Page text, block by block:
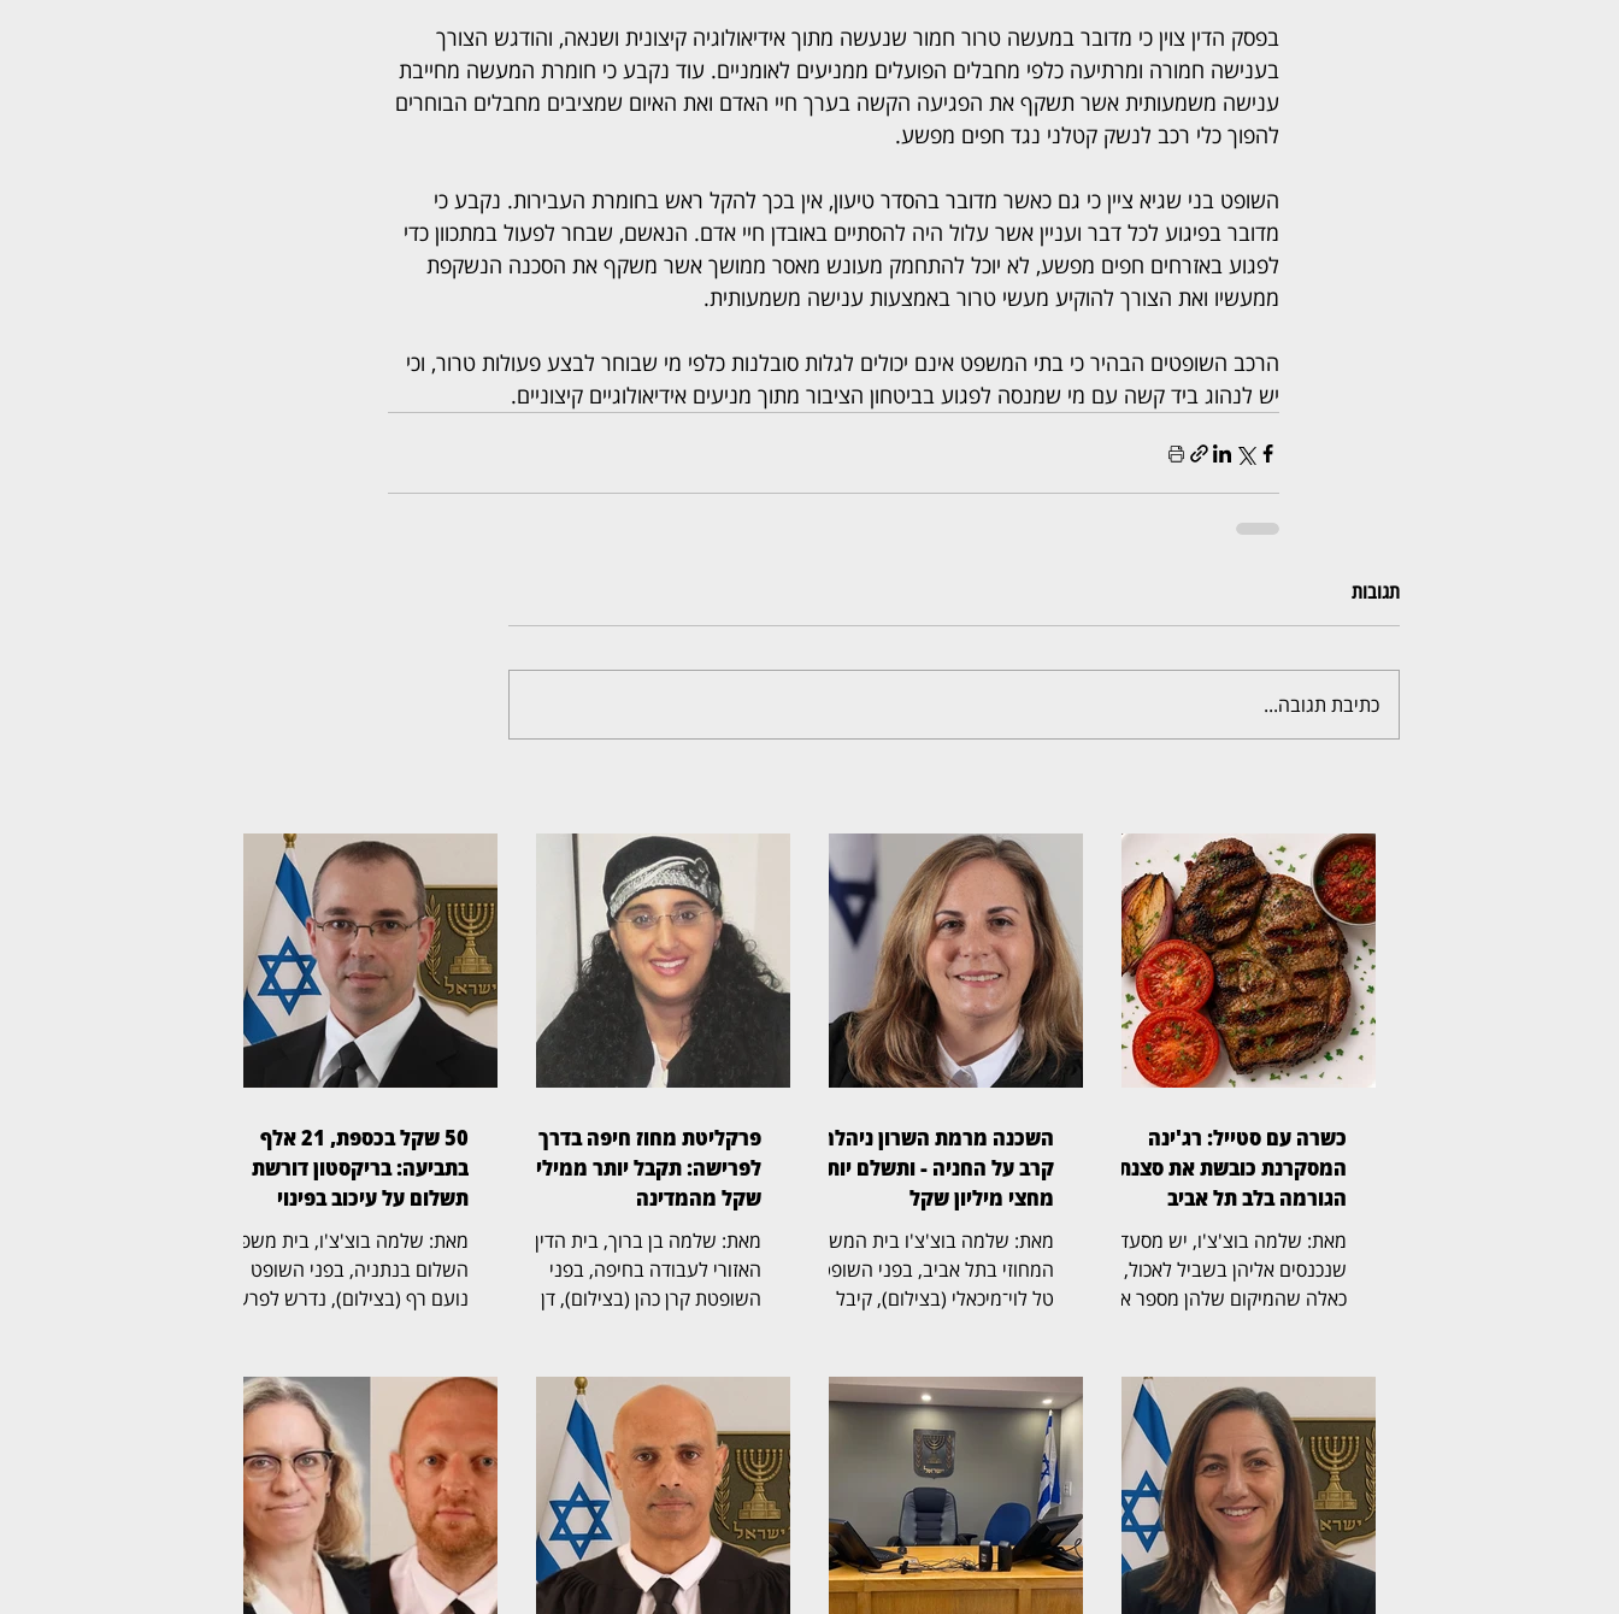
בפסק הדין צוין כי מדובר במעשה טרור חמור שנעשה מתוך אידיאולוגיה קיצונית ושנאה, והודגש הצורך
בענישה חמורה ומרתיעה כלפי מחבלים הפועלים ממניעים לאומניים. עוד נקבע כי חומרת המעשה מחייבת
ענישה משמעותית אשר תשקף את הפגיעה הקשה בערך חיי האדם ואת האיום שמציבים מחבלים הבוחרים
להפוך כלי רכב לנשק קטלני נגד חפים מפשע.
השופט בני שגיא ציין כי גם כאשר מדובר בהסדר טיעון, אין בכך להקל ראש בחומרת העבירות. נקבע כי
מדובר בפיגוע לכל דבר ועניין אשר עלול היה להסתיים באובדן חיי אדם. הנאשם, שבחר לפעול במתכוון כדי
לפגוע באזרחים חפים מפשע, לא יוכל להתחמק מעונש מאסר ממושך אשר משקף את הסכנה הנשקפת
ממעשיו ואת הצורך להוקיע מעשי טרור באמצעות ענישה משמעותית.
הרכב השופטים הבהיר כי בתי המשפט אינם יכולים לגלות סובלנות כלפי מי שבוחר לבצע פעולות טרור, וכי
יש לנהוג ביד קשה עם מי שמנסה לפגוע בביטחון הציבור מתוך מניעים אידיאולוגיים קיצוניים.
תגובות
כתיבת תגובה...
כשרה עם סטייל: רג'ינה
המסקרנת כובשת את סצנת
הגורמה בלב תל אביב
מאת: שלמה בוצ'צ'ו, יש מסעדות
שנכנסים אליהן בשביל לאכול, ויש
כאלה שהמיקום שלהן מספר את
כשרה וגינת אירועים במבנה 10
במתחם התחנה שבנווה צדק,
משלבת מבנה היסטורי, גינה
רחבת ידיים, קרבה לים ומטבח
בשרי הנשען על חומרי גלם, אש
וטכניקת צלייה מדויקת. ריקי,
מנהלת המסעדה, קיבלה את
פנינו בחיוך, ומהר התברר שהיא זו
השכנה מרמת השרון ניהלה
קרב על החניה - ותשלם יותר
מחצי מיליון שקל
מאת: שלמה בוצ'צ'ו בית המשפט
המחוזי בתל אביב, בפני השופטת
טל לוי־מיכאלי (בצילום), קיבל
הדין נקבע כי החניה שבמחלוקת
שייכת לבעלי הדירה שתבעו,
ובעלת דירה אחרת בבניין חויבה
בהוצאות חריגות בסכום כולל של
525 אלף שקל. דן ואילנה
בודובסקי רכשו דירה בבניין ברחוב
ביאליק 22 ברמת השרון, שלה
הוצמדה חניה. אלא שבעת רישום
פרקליטת מחוז חיפה בדרך
לפרישה: תקבל יותר ממיליון
שקל מהמדינה
מאת: שלמה בן ברוך, בית הדין
האזורי לעבודה בחיפה, בפני
השופטת קרן כהן (בצילום), דן
התפקידים הבכירים בפרקליטות
המדינה, ובמחלוקת על תנאי
הפרישה, השכר והזכויות
הפנסיוניות עם סיום כהונתה.
ההליך הסתיים בהסכמות בין
הצדדים, שקיבלו תוקף של
החלטה. איילה פיילס־שרון,
שכיהנה כפרקליטת מחוז חיפה,
50 שקל בכספת, 21 אלף
בתביעה: בריקסטון דורשת
תשלום על עיכוב בפינוי
מאת: שלמה בוצ'צ'ו, בית משפט
השלום בנתניה, בפני השופט
נועם רף (בצילום), נדרש לפרשה
שטר בודד של 50 שקל,
והתגלגלה לשני הליכים משפטיים
נפרדים. בריקסטון כספות פעלה
תחילה לפינוי הכספת, ובהמשך
הגישה תביעה כספית בדרישה
לתשלום של יותר מ־21 אלף שקל.
לטענת בריקסטון, רבקה פינטו
שכרה יחידת אחסון ובה הכספת